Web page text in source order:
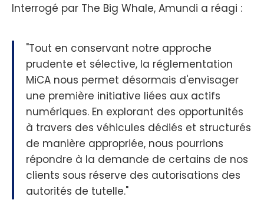
Interrogé par The Big Whale, Amundi a réagi :
"Tout en conservant notre approche
prudente et sélective, la réglementation
MiCA nous permet désormais d'envisager
une première initiative liées aux actifs
numériques. En explorant des opportunités
à travers des véhicules dédiés et structurés
de manière appropriée, nous pourrions
répondre à la demande de certains de nos
clients sous réserve des autorisations des
autorités de tutelle."